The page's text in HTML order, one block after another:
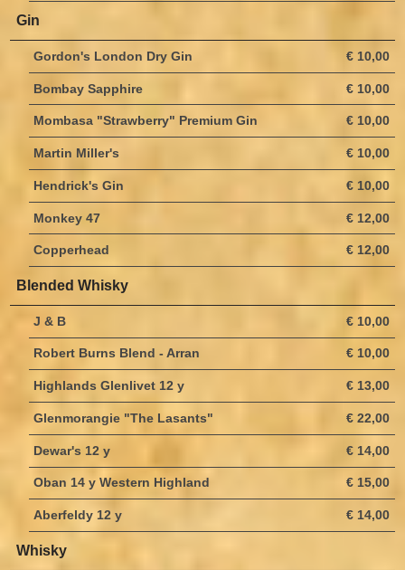
Gin
€ 10,00
Gordon's London Dry Gin
€ 10,00
Bombay Sapphire
€ 10,00
Mombasa "Strawberry" Premium Gin
€ 10,00
Martin Miller's
€ 10,00
Hendrick's Gin
€ 12,00
Monkey 47
€ 12,00
Copperhead
Blended Whisky
€ 10,00
J & B
€ 10,00
Robert Burns Blend - Arran
€ 13,00
Highlands Glenlivet 12 y
€ 22,00
Glenmorangie "The Lasants"
€ 14,00
Dewar's 12 y
€ 15,00
Oban 14 y Western Highland
€ 14,00
Aberfeldy 12 y
Whisky